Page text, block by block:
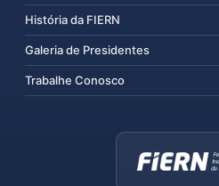
História da FIERN
Galeria de Presidentes
Trabalhe Conosco